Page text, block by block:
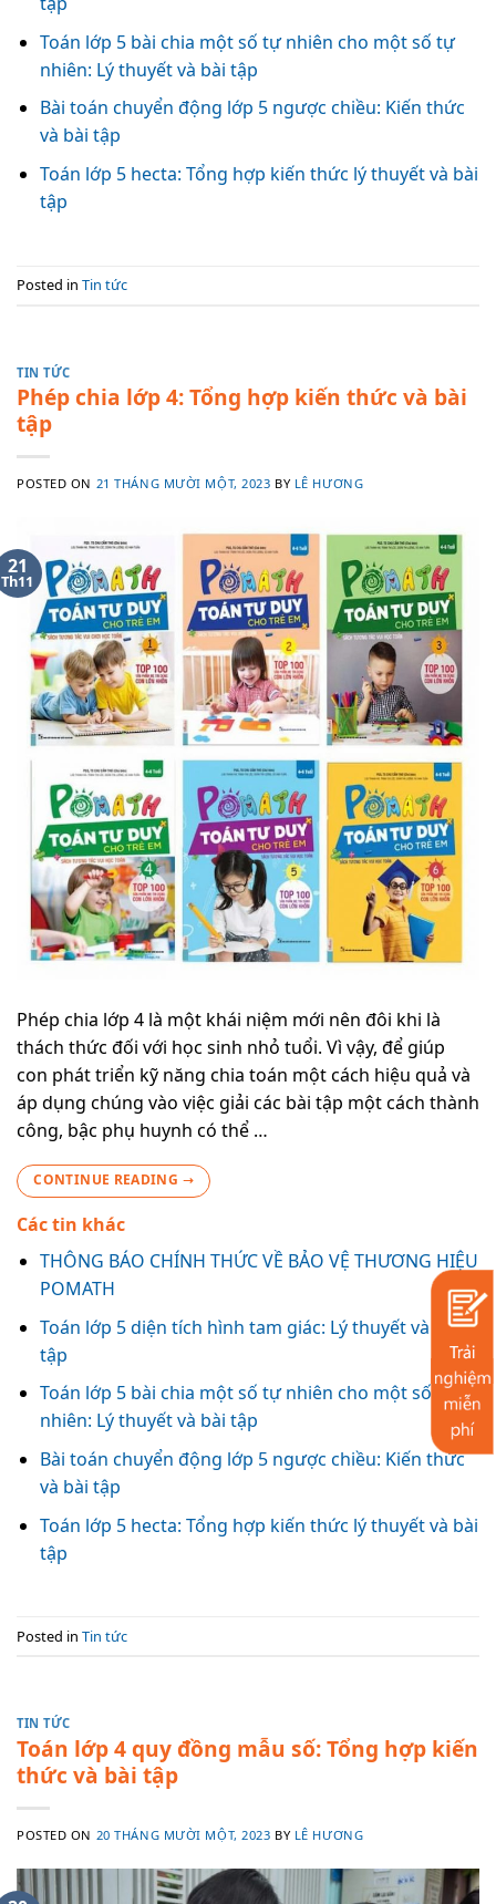
Toán lớp 5 bài chia một số tự nhiên cho một số tự
nhiên: Lý thuyết và bài tập
Bài toán chuyển động lớp 5 ngược chiều: Kiến thức
và bài tập
Toán lớp 5 hecta: Tổng hợp kiến thức lý thuyết và bài
tập
Posted in Tin tức
TIN TỨC
Phép chia lớp 4: Tổng hợp kiến thức và bài
tập
POSTED ON 21 THÁNG MƯỜI MỘT, 2023 BY LÊ HƯƠNG
21
Th11
Phép chia lớp 4 là một khái niệm mới nên đôi khi là
thách thức đối với học sinh nhỏ tuổi. Vì vậy, để giúp
con phát triển kỹ năng chia toán một cách hiệu quả và
áp dụng chúng vào việc giải các bài tập một cách thành
công, bậc phụ huynh có thể …
CONTINUE READING →
Các tin khác
THÔNG BÁO CHÍNH THỨC VỀ BẢO VỆ THƯƠNG HIỆU
POMATH
Toán lớp 5 diện tích hình tam giác: Lý thuyết và bài
tập
Toán lớp 5 bài chia một số tự nhiên cho một số tự
nhiên: Lý thuyết và bài tập
Bài toán chuyển động lớp 5 ngược chiều: Kiến thức
và bài tập
Toán lớp 5 hecta: Tổng hợp kiến thức lý thuyết và bài
tập
Posted in Tin tức
TIN TỨC
Toán lớp 4 quy đồng mẫu số: Tổng hợp kiến
thức và bài tập
POSTED ON 20 THÁNG MƯỜI MỘT, 2023 BY LÊ HƯƠNG